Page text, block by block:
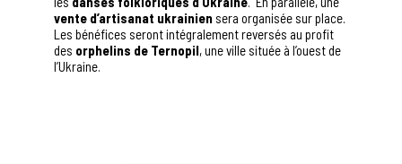
vente d’artisanat ukrainien sera organisée sur place.
Les bénéfices seront intégralement reversés au profit
des orphelins de Ternopil, une ville située à l’ouest de
l’Ukraine.